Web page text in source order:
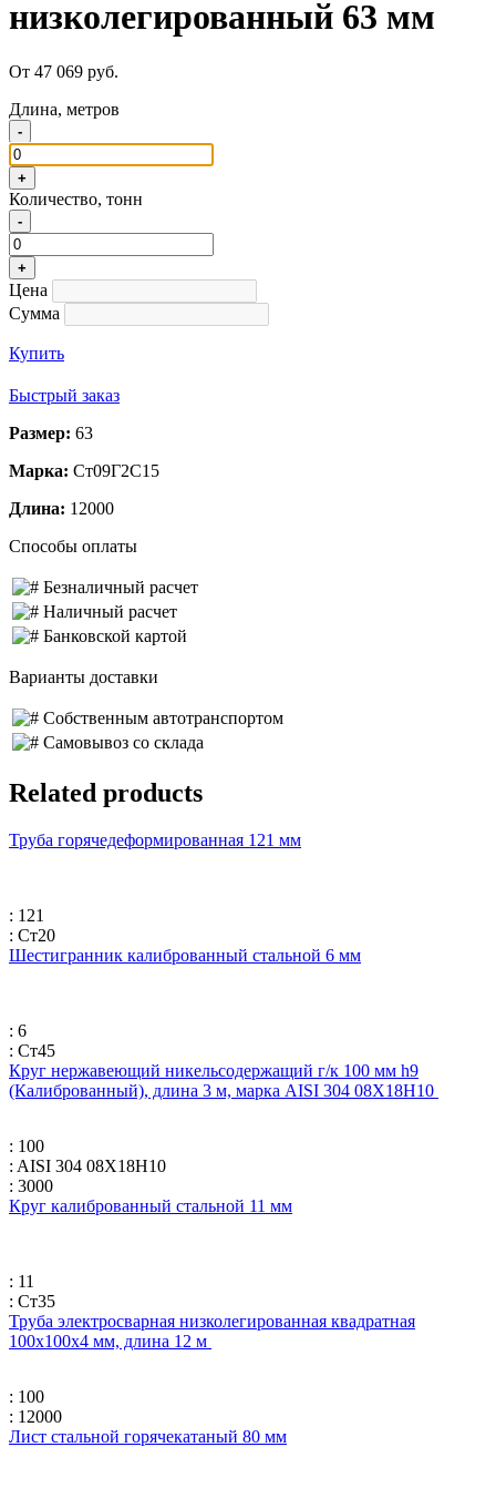
низколегированный 63 мм
От 47 069 руб.
Длина, метров
-
+
Количество, тонн
-
+
Цена
Сумма
Купить
Быстрый заказ
Размер: 63
Марка: Ст09Г2С15
Длина: 12000
Способы оплаты
Безналичный расчет
Наличный расчет
Банковской картой
Варианты доставки
Собственным автотранспортом
Самовывоз со склада
Related products
Труба горячедеформированная 121 мм
: 121
: Ст20
Шестигранник калиброванный стальной 6 мм
: 6
: Ст45
Круг нержавеющий никельсодержащий г/к 100 мм h9
(Калиброванный), длина 3 м, марка AISI 304 08Х18Н10
: 100
: AISI 304 08Х18Н10
: 3000
Круг калиброванный стальной 11 мм
: 11
: Ст35
Труба электросварная низколегированная квадратная
100х100х4 мм, длина 12 м
: 100
: 12000
Лист стальной горячекатаный 80 мм